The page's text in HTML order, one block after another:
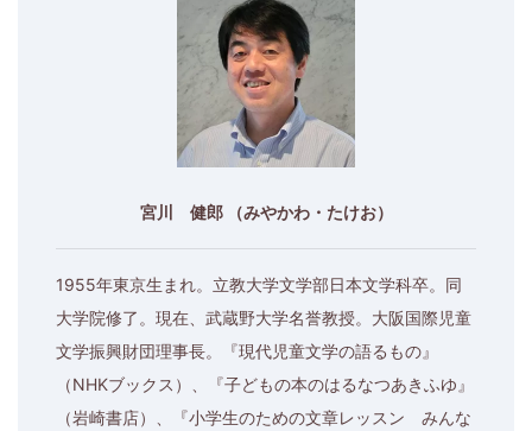
宮川 健郎 （みやかわ・たけお）
1955年東京生まれ。立教大学文学部日本文学科卒。同
大学院修了。現在、武蔵野大学名誉教授。大阪国際児童
文学振興財団理事長。『現代児童文学の語るもの』
（NHKブックス）、『子どもの本のはるなつあきふゆ』
（岩崎書店）、『小学生のための文章レッスン みんな